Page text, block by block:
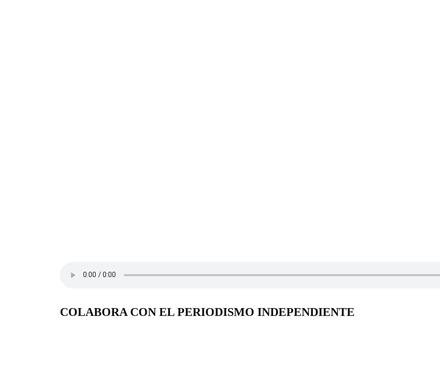
COLABORA CON EL PERIODISMO INDEPENDIENTE